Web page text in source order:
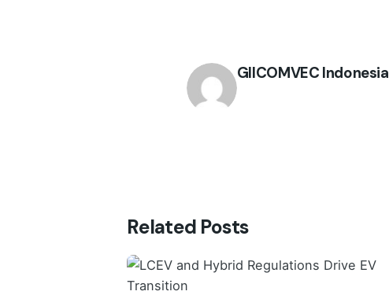
GIICOMVEC Indonesia
Related Posts